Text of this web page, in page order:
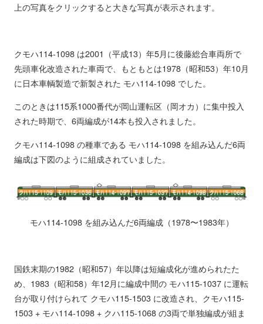
上の写真をクリックすると大きな写真が表示されます。
クモハ114-1098 は2001（平成13）年5月に後藤総合車両所で
先頭車化改造された車両で、もともとは1978（昭和53）年10月
に日本車輌製造で新製された モハ114-1098 でした。
このときは115系1000番代が岡山運転区（岡オカ）に集中投入
された時期で、6両編成が14本も投入されました。
クモハ114-1098 の種車である モハ114-1098 を組み込んだ6両
編成は下図のように組成されていました。
モハ114-1098 を組み込んだ6両編成（1978〜1983年）
国鉄末期の1982（昭和57）年以降は短編成化が進められたた
め、1983（昭和58）年12月に編成中間の モハ115-1037 に運転
台が取り付けられて クモハ115-1503 に改造され、クモハ115-
1503 + モハ114-1098 + クハ115-1068 の3両で単独編成が組ま